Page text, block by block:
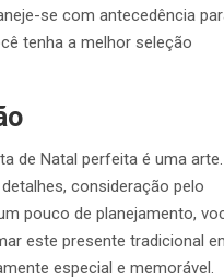
se com antecedência
tenha a melhor seleção
de Natal perfeita é uma
consideração pelo
pouco de planejamento,
este presente tradicional
especial e memorável.